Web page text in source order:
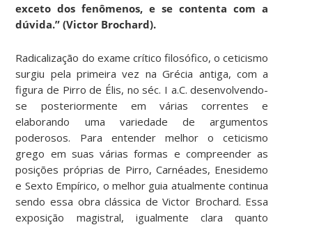
exceto dos fenômenos, e se contenta com a
dúvida.” (Victor Brochard).
Radicalização do exame crítico filosófico, o ceticismo
surgiu pela primeira vez na Grécia antiga, com a
figura de Pirro de Élis, no séc. I a.C. desenvolvendo-
se posteriormente em várias correntes e
elaborando uma variedade de argumentos
poderosos. Para entender melhor o ceticismo
grego em suas várias formas e compreender as
posições próprias de Pirro, Carnéades, Enesidemo
e Sexto Empírico, o melhor guia atualmente continua
sendo essa obra clássica de Victor Brochard. Essa
exposição magistral, igualmente clara quanto